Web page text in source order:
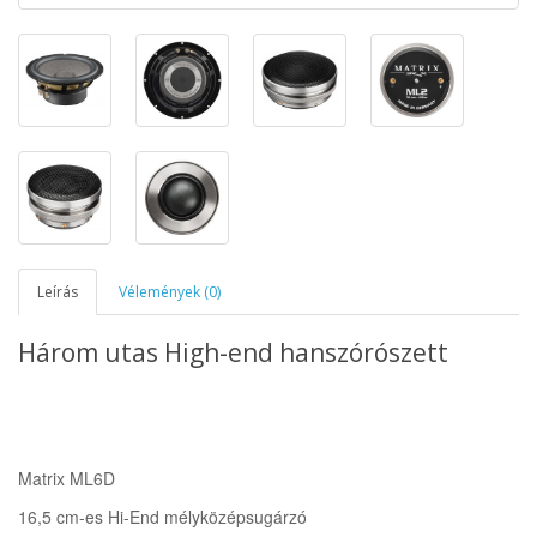
Leírás Vélemények (0)
Három utas High-end hanszórószett
Matrix ML6D
16,5 cm-es Hi-End mélyközépsugárzó